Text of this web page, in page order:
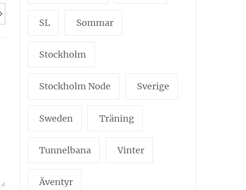
SL Sommar
Stockholm
Stockholm Node Sverige
Sweden Träning
Tunnelbana Vinter
Äventyr